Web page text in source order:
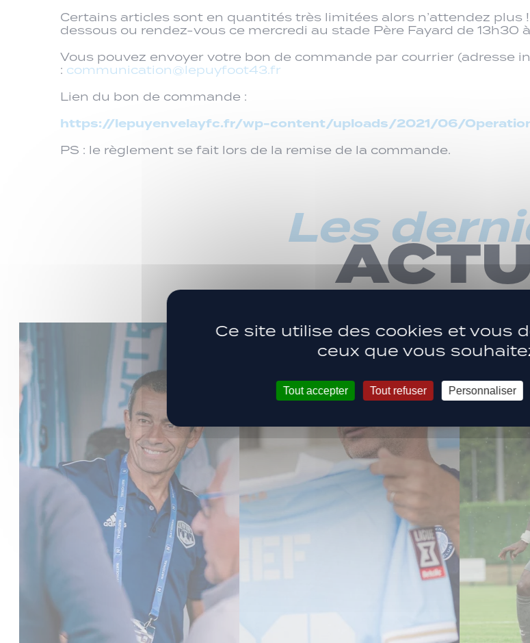
Certains articles sont en quantités très limitées alors n’attendez
dessous ou rendez-vous ce mercredi au stade Père Fayard de 13h30
Vous pouvez envoyer votre bon de commande par courrier (adresse
: communication@lepuyfoot43.fr
Lien du bon de commande :
https://lepuyenvelayfc.fr/wp-content/uploads/2021/06/
PS : le règlement se fait lors de la remise de la commande.
Les
Ce site utilise des cookies et vous
ceux que vous
Tout accepter Tout refuser Personnaliser